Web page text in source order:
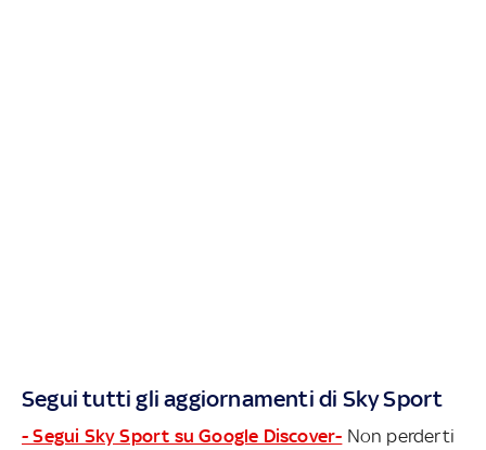
Segui tutti gli aggiornamenti di Sky Sport
- Segui Sky Sport su Google Discover- Non perderti